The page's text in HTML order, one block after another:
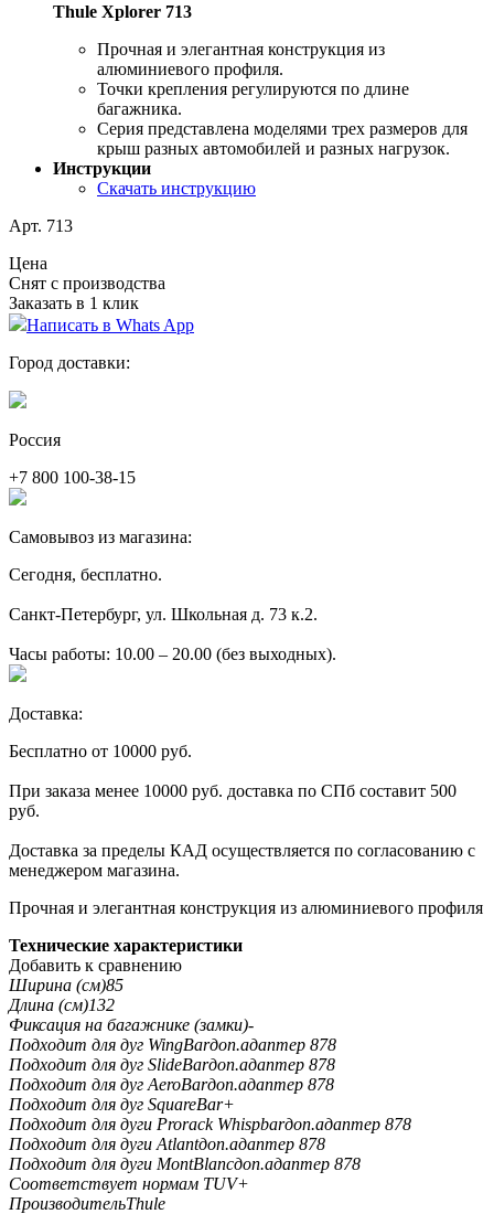
Thule Xplorer 713
Прочная и элегантная конструкция из
алюминиевого профиля.
Точки крепления регулируются по длине
багажника.
Серия представлена моделями трех размеров для
крыш разных автомобилей и разных нагрузок.
Инструкции
Скачать инструкцию
Арт. 713
Цена
Снят с производства
Заказать в 1 клик
Написать в Whats App
Город доставки:
Россия
+7 800 100-38-15
Самовывоз из магазина:
Сегодня, бесплатно.
Санкт-Петербург, ул. Школьная д. 73 к.2.
Часы работы: 10.00 – 20.00 (без выходных).
Доставка:
Бесплатно от 10000 руб.
При заказа менее 10000 руб. доставка по СПб составит 500
руб.
Доставка за пределы КАД осуществляется по согласованию с
менеджером магазина.
Прочная и элегантная конструкция из алюминиевого профиля
Технические характеристики
Добавить к сравнению
Ширина (см)85
Длина (см)132
Фиксация на багажнике (замки)-
Подходит для дуг WingBarдоп.адаптер 878
Подходит для дуг SlideBarдоп.адаптер 878
Подходит для дуг AeroBarдоп.адаптер 878
Подходит для дуг SquareBar+
Подходит для дуги Prorack Whispbarдоп.адаптер 878
Подходит для дуги Atlantдоп.адаптер 878
Подходит для дуги MontBlancдоп.адаптер 878
Соответствует нормам TUV+
ПроизводительThule